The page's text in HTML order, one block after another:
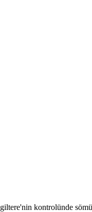
kontrolünde